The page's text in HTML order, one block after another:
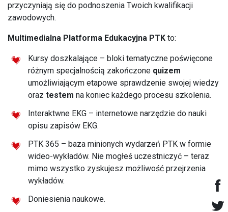
przyczyniają się do podnoszenia Twoich kwalifikacji
zawodowych.
Multimedialna Platforma Edukacyjna PTK to:
Kursy doszkalające – bloki tematyczne poświęcone
różnym specjalnością zakończone quizem
umożliwiającym etapowe sprawdzenie swojej wiedzy
oraz testem na koniec każdego procesu szkolenia.
Interaktwne EKG – internetowe narzędzie do nauki
opisu zapisów EKG.
PTK 365 – baza minionych wydarzeń PTK w formie
wideo-wykładów. Nie mogłeś uczestniczyć – teraz
mimo wszystko zyskujesz możliwość przejrzenia
wykładów.
Doniesienia naukowe.